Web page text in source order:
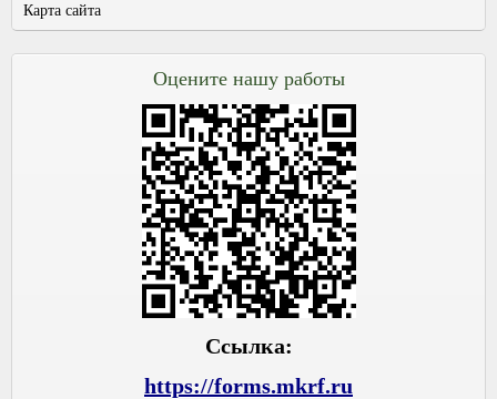
Карта сайта
Оцените нашу работы
Ссылка:
https://forms.mkrf.ru